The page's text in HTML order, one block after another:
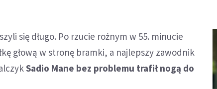
się długo. Po rzucie rożnym w 55. minucie
głową w stronę bramki, a najlepszy zawodnik
Sadio Mane bez problemu trafił nogą do